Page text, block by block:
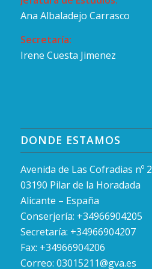
Ana Albaladejo Carrasco
Secretaría:
Irene Cuesta Jimenez
DONDE ESTAMOS
Avenida de Las Cofradias nº 2
03190 Pilar de la Horadada
Alicante – España
Conserjería: +34966904205
Secretaría: +34966904207
Fax: +34966904206
Correo: 03015211@gva.es